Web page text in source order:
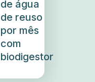
de água
de reuso
por mês
com
biodigestor